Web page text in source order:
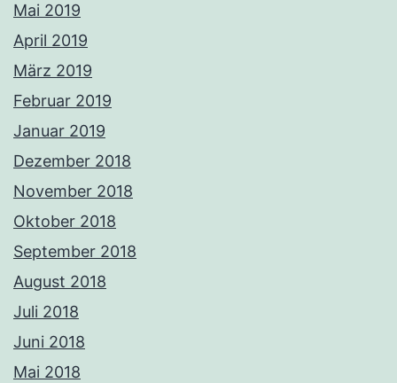
Mai 2019
April 2019
März 2019
Februar 2019
Januar 2019
Dezember 2018
November 2018
Oktober 2018
September 2018
August 2018
Juli 2018
Juni 2018
Mai 2018